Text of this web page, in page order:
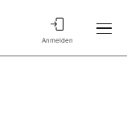
Anmelden